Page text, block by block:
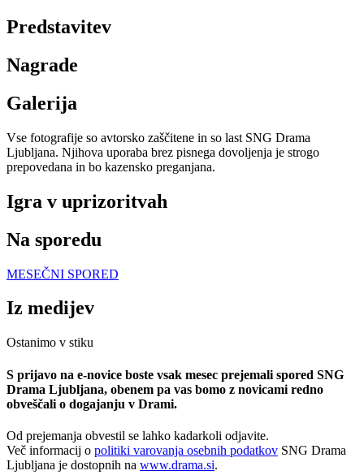
Predstavitev
Nagrade
Galerija
Vse fotografije so avtorsko zaščitene in so last SNG Drama
Ljubljana. Njihova uporaba brez pisnega dovoljenja je strogo
prepovedana in bo kazensko preganjana.
Igra v uprizoritvah
Na sporedu
MESEČNI SPORED
Iz medijev
Ostanimo v stiku
S prijavo na e-novice boste vsak mesec prejemali spored SNG
Drama Ljubljana, obenem pa vas bomo z novicami redno
obveščali o dogajanju v Drami.
Od prejemanja obvestil se lahko kadarkoli odjavite.
Več informacij o politiki varovanja osebnih podatkov SNG Drama
Ljubljana je dostopnih na www.drama.si.